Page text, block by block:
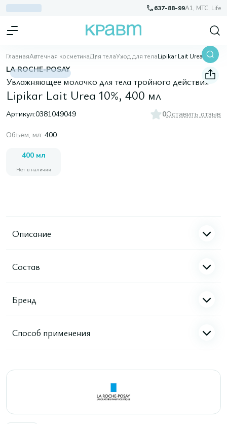
637-88-99A1, МТС, Life
ГлавнаяАптечная косметикаДля телаУход для тела Lipikar Lait Urea 10%, 400 мл
LA ROCHE-POSAY
Увлажняющее молочко для тела тройного действия
Lipikar Lait Urea 10%, 400 мл
Артикул:0381049049 0Оставить отзыв
Объем, мл: 400
400 мл
Нет в наличии
Описание
Состав
Бренд
Способ применения